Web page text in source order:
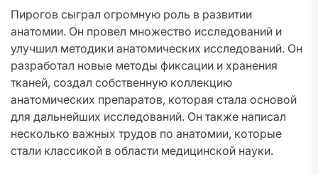
Пирогов сыграл огромную роль в развитии
анатомии. Он провел множество исследований и
улучшил методики анатомических исследований. Он
разработал новые методы фиксации и хранения
тканей, создал собственную коллекцию
анатомических препаратов, которая стала основой
для дальнейших исследований. Он также написал
несколько важных трудов по анатомии, которые
стали классикой в области медицинской науки.